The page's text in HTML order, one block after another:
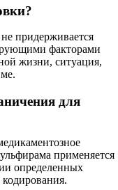
придерживается
факторами
жизни, ситуация,
для
применяется
определенных